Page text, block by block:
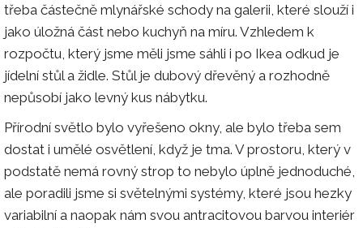
třeba částečně mlynářské schody na galerii, které slouží i
jako úložná část nebo kuchyň na míru. Vzhledem k
rozpočtu, který jsme měli jsme sáhli i po Ikea odkud je
jídelní stůl a židle. Stůl je dubový dřevěný a rozhodně
nepůsobí jako levný kus nábytku.
Přírodní světlo bylo vyřešeno okny, ale bylo třeba sem
dostat i umělé osvětlení, když je tma. V prostoru, který v
podstatě nemá rovný strop to nebylo úplně jednoduché,
ale poradili jsme si světelnými systémy, které jsou hezky
variabilní a naopak nám svou antracitovou barvou interiér